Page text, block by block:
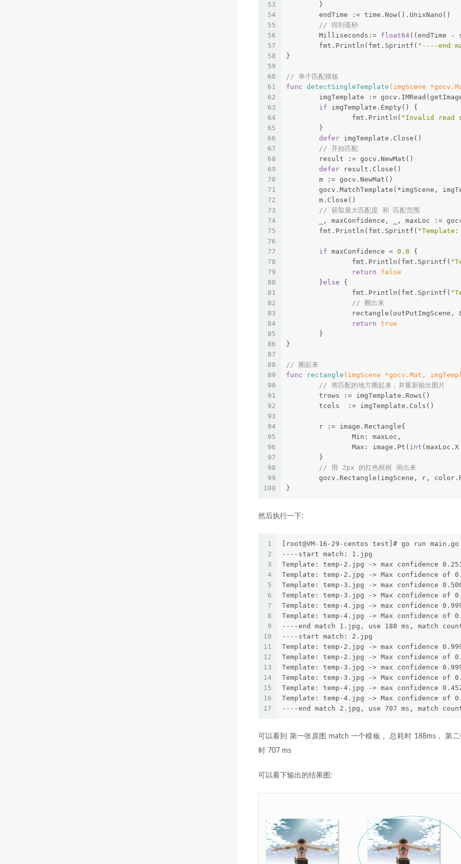
53
54
55
56
57
58
59
60
61
62
63
64
65
66
67
68
69
70
71
72
73
74
75
76
77
78
79
80
81
82
83
84
85
86
87
88
89
90
91
92
93
94
95
96
97
98
99
100
	}
	endTime := time.Now().UnixNano()
// 得到毫秒
	Milliseconds:=
float64((endTime -
	fmt.Println(fmt.Sprintf(
"----end
}
// 单个匹配模板
func detectSingleTemplate (imgScene
imgTemplate :=
if imgTemplate.Empty() {
		fmt.Println(
"Invalid read
	}
defer imgTemplate.Close()
// 开始匹配
	result := gocv.NewMat()
defer result.Close()
	m := gocv.NewMat()
gocv.MatchTemplate(*imgScene,
	m.Close()
// 获取最大匹配度 和 匹配范围
_, maxConfidence, _, maxLoc :=
	fmt.Println(fmt.Sprintf(
"Template:
if maxConfidence < 0.8 {
		fmt.Println(fmt.Sprintf(
return
false
	}
else {
		fmt.Println(fmt.Sprintf(
// 圈出来
rectangle(outPutImgScene,
return true
	}
}
// 圈起来
func
rectangle (imgScene *gocv.Mat,
// 将匹配的地方圈起来，并重新输出图片
	trows := imgTemplate.Rows()
	tcols  := imgTemplate.Cols()
	r := image.Rectangle{
		Min: maxLoc,
		Max: image.Pt(
int
	}
// 用 2px 的红色框框 画出来
gocv.Rectangle(imgScene, r,
}
然后执行一下:
1
2
3
4
5
6
7
8
9
10
11
12
13
14
15
16
17
[root@VM-16-29-centos test]# go run main.go
----start match: 1.jpg
Template: temp-2.jpg -> max confidence
Template: temp-2.jpg -> Max confidence of
Template: temp-3.jpg -> max confidence
Template: temp-3.jpg -> Max confidence of
Template: temp-4.jpg -> max confidence
Template: temp-4.jpg -> Max confidence of
----end match 1.jpg, use 188 ms, match
----start match: 2.jpg
Template: temp-2.jpg -> max confidence
Template: temp-2.jpg -> Max confidence of
Template: temp-3.jpg -> max confidence
Template: temp-3.jpg -> Max confidence of
Template: temp-4.jpg -> max confidence
Template: temp-4.jpg -> Max confidence of
----end match 2.jpg, use 707 ms, match
可以看到 第一张原图 match 一个模板， 总耗时 188ms， 第
时 707 ms
可以看下输出的结果图: